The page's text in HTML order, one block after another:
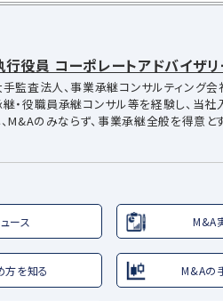
行役員 コーポレートアドバイザ
監査法人、事業承継コンサルティング会
・役職員承継コンサル等を経験し、当
、M&Aのみならず、事業承継全般を得意と
ース M&A
方を知る M&Aの